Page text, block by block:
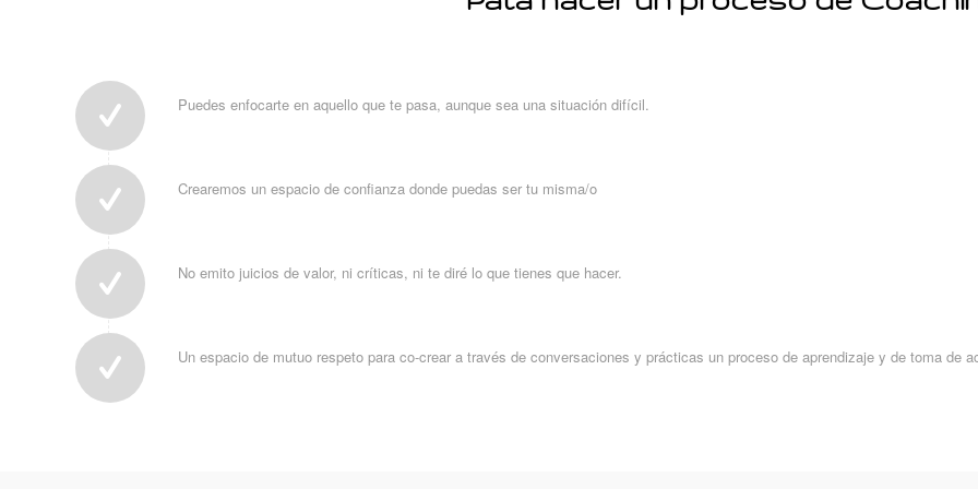
Puedes enfocarte en aquello que te pasa, aunque sea una situación difícil.
Crearemos un espacio de confianza donde puedas ser tu misma/o
No emito juicios de valor, ni críticas, ni te diré lo que tienes que hacer.
Un espacio de mutuo respeto para co-crear a través de conversaciones y prácticas un proceso de aprendizaje y de toma de